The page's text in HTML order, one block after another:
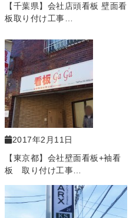
【千葉県】会社店頭看板 壁面看
板取り付け工事…
2017年2月11日
【東京都】会社壁面看板+袖看
板 取り付け工事…